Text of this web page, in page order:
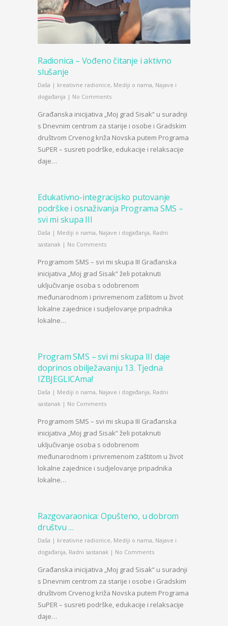
Radionica – Vođeno čitanje i aktivno
slušanje
Daša | kreativne radionice, Mediji o nama, Najave i
događanja | No Comments
Građanska inicijativa „Moj grad Sisak“ u suradnji
s Dnevnim centrom za starije i osobe i Gradskim
društvom Crvenog križa Novska putem Programa
SuPER – susreti podrške, edukacije i relaksacije
daje…
Edukativno-integracijsko putovanje
podrške i osnaživanja Programa SMS –
svi mi skupa III
Daša | Mediji o nama, Najave i događanja, Radni
sastanak | No Comments
Programom SMS – svi mi skupa III Građanska
inicijativa „Moj grad Sisak“ želi potaknuti
uključivanje osoba s odobrenom
međunarodnom i privremenom zaštitom u život
lokalne zajednice i sudjelovanje pripadnika
lokalne…
Program SMS – svi mi skupa III daje
doprinos obilježavanju 13. Tjedna
IZBJEGLICAma!
Daša | Mediji o nama, Najave i događanja, Radni
sastanak | No Comments
Programom SMS – svi mi skupa III Građanska
inicijativa „Moj grad Sisak“ želi potaknuti
uključivanje osoba s odobrenom
međunarodnom i privremenom zaštitom u život
lokalne zajednice i sudjelovanje pripadnika
lokalne…
Razgovaraonica: Opušteno, u dobrom
društvu …
Daša | kreativne radionice, Mediji o nama, Najave i
događanja, Radni sastanak | No Comments
Građanska inicijativa „Moj grad Sisak“ u suradnji
s Dnevnim centrom za starije i osobe i Gradskim
društvom Crvenog križa Novska putem Programa
SuPER – susreti podrške, edukacije i relaksacije
daje…